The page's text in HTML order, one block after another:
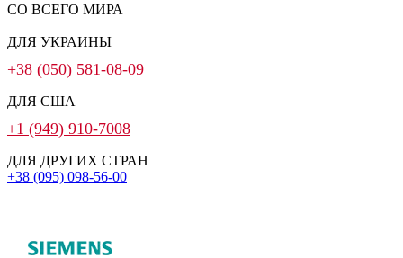
СО ВСЕГО МИРА
ДЛЯ УКРАИНЫ
+38 (050) 581-08-09
ДЛЯ США
+1 (949) 910-7008
ДЛЯ ДРУГИХ СТРАН
+38 (095) 098-56-00